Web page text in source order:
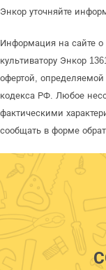
Энкор уточняйте
Информация на сайте о
культиватору Энкор
офертой,
кодекса РФ. Любое
фактическими
сообщать в форме